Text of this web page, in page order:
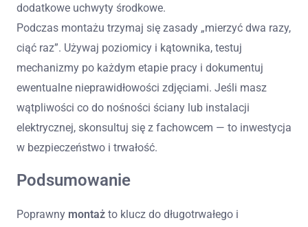
dodatkowe uchwyty środkowe.
Podczas montażu trzymaj się zasady „mierzyć dwa razy,
ciąć raz”. Używaj poziomicy i kątownika, testuj
mechanizmy po każdym etapie pracy i dokumentuj
ewentualne nieprawidłowości zdjęciami. Jeśli masz
wątpliwości co do nośności ściany lub instalacji
elektrycznej, skonsultuj się z fachowcem — to inwestycja
w bezpieczeństwo i trwałość.
Podsumowanie
Poprawny montaż to klucz do długotrwałego i